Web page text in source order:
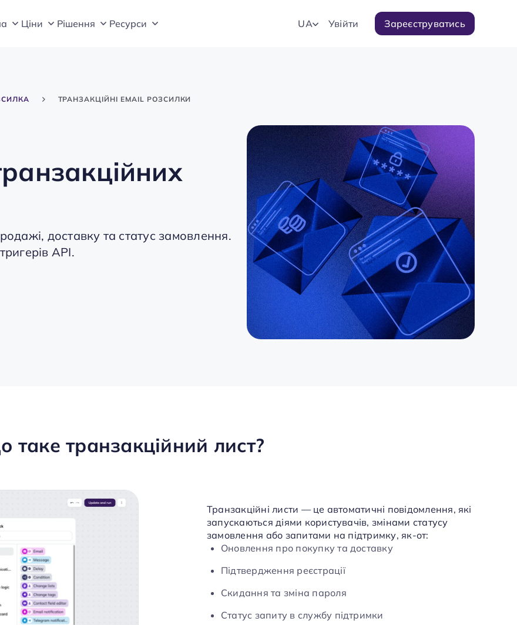
Цiни Рішення Ресурси UA Увійти Зареєструватись
ТРАНЗАКЦІЙНІ EMAIL РОЗСИЛКИ
доставку та статус замовлення.
API.
таке транзакційний лист?
Транзакційні листи — це автоматичні повідомлення, які
запускаються діями користувачів, змінами статусу
замовлення або запитами на підтримку, як-от:
Оновлення про покупку та доставку
Підтвердження реєстрації
Скидання та зміна пароля
Статус запиту в службу підтримки